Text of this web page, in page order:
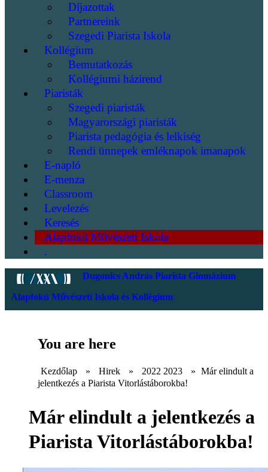
Díjazottak
Partnereink
Szegedi Piarista Iskola
Kollégium
Bemutatkozás
Kollégiumi házirend
Piaristák
Szegedi piaristák
Magyarországi piaristák
Piarista pedagógia és lelkiség
Rendi ünnepek emléknapok imanapok
E-napló
E-menza
Classroom
Levelezés
Keresés
Alapfokú Művészeti Iskola
.
Dugonics András Piarista Gimnázium
Alapfokú Művészeti Iskola és Kollégium
You are here
Kezdőlap » Hirek » 2022 2023 » Már elindult a
jelentkezés a Piarista Vitorlástáborokba!
Már elindult a jelentkezés a
Piarista Vitorlástáborokba!